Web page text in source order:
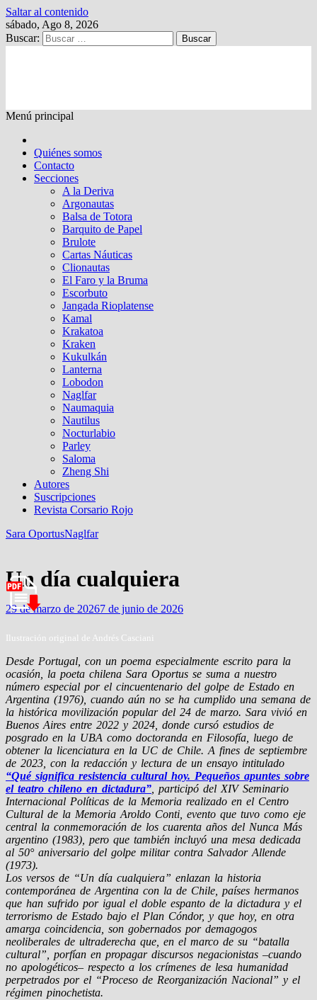
Saltar al contenido
sábado, Ago 8, 2026
Buscar:
Menú principal
Quiénes somos
Contacto
Secciones
A la Deriva
Argonautas
Balsa de Totora
Barquito de Papel
Brulote
Cartas Náuticas
Clionautas
El Faro y la Bruma
Escorbuto
Jangada Rioplatense
Kamal
Krakatoa
Kraken
Kukulkán
Lanterna
Lobodon
Naglfar
Naumaquia
Nautilus
Nocturlabio
Parley
Saloma
Zheng Shi
Autores
Suscripciones
Revista Corsario Rojo
Sara OportusNaglfar
Un día cualquiera
29 de marzo de 20267 de junio de 2026
Ilustración original de Andrés Casciani
Desde Portugal, con un poema especialmente escrito para la
ocasión, la poeta chilena Sara Oportus se suma a nuestro
número especial por el cincuentenario del golpe de Estado en
Argentina (1976), cuando aún no se ha cumplido una semana de
la histórica movilización popular del 24 de marzo. Sara vivió en
Buenos Aires entre 2022 y 2024, donde cursó estudios de
posgrado en la UBA como doctoranda en Filosofía, luego de
obtener la licenciatura en la UC de Chile. A fines de septiembre
de 2023, con la redacción y lectura de un ensayo intitulado
“Qué significa resistencia cultural hoy. Pequeños apuntes sobre
el teatro chileno en dictadura”, participó del XIV Seminario
Internacional Políticas de la Memoria realizado en el Centro
Cultural de la Memoria Aroldo Conti, evento que tuvo como eje
central la conmemoración de los cuarenta años del Nunca Más
argentino (1983), pero que también incluyó una mesa dedicada
al 50° aniversario del golpe militar contra Salvador Allende
(1973).
Los versos de “Un día cualquiera” enlazan la historia
contemporánea de Argentina con la de Chile, países hermanos
que han sufrido por igual el doble espanto de la dictadura y el
terrorismo de Estado bajo el Plan Cóndor, y que hoy, en otra
amarga coincidencia, son gobernados por demagogos
neoliberales de ultraderecha que, en el marco de su “batalla
cultural”, porfían en propagar discursos negacionistas –cuando
no apologéticos– respecto a los crímenes de lesa humanidad
perpetrados por el “Proceso de Reorganización Nacional” y el
régimen pinochetista.